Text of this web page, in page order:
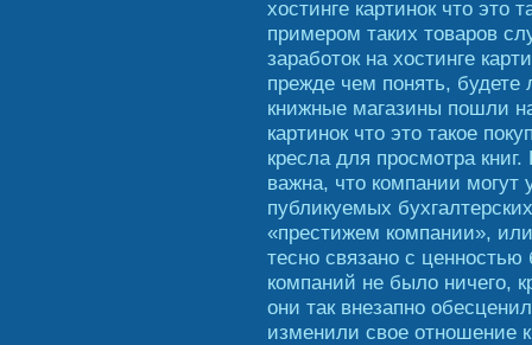
хостинге картинок что это
примером таких товаров
заработок на хостинге
прежде чем понять,
книжные магазины пошли
картинок что это такое
кресла для просмотра
важна, что компании могут
публикуемых
«престижем компании»,
тесно связано с
компаний не было ничего,
они так внезапно
изменили свое отношение